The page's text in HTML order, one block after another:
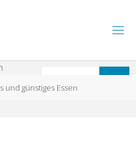
und günstiges Essen